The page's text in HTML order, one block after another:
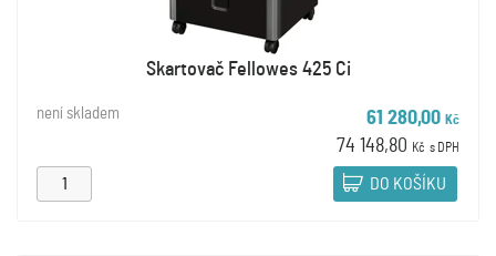
Skartovač Fellowes 425 Ci
není skladem 61 280,00 Kč
74 148,80 Kč s DPH
DO KOŠÍKU